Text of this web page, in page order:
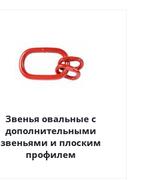
Звенья овальные с
дополнительными
звеньями и плоским
профилем